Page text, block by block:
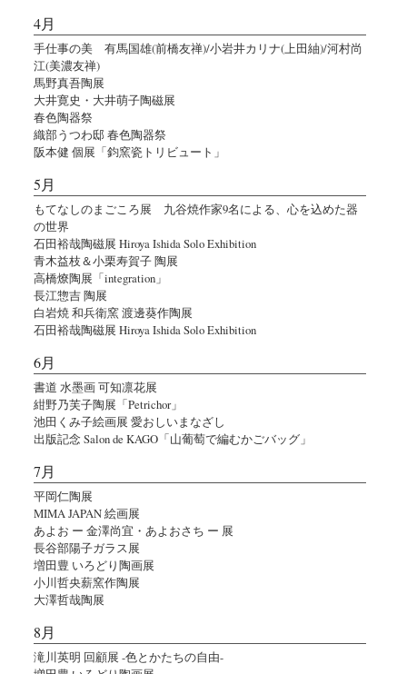
4月
手仕事の美 有馬国雄(前橋友禅)/小岩井カリナ(上田紬)/河村尚
江(美濃友禅)
馬野真吾陶展
大井寛史・大井萌子陶磁展
春色陶器祭
織部うつわ邸 春色陶器祭
阪本健 個展「鈞窯瓷トリビュート」
5月
もてなしのまごころ展 九谷焼作家9名による、心を込めた器
の世界
石田裕哉陶磁展 Hiroya Ishida Solo Exhibition
青木益枝＆小栗寿賀子 陶展
高橋燎陶展「integration」
長江惣吉 陶展
白岩焼 和兵衛窯 渡邊葵作陶展
石田裕哉陶磁展 Hiroya Ishida Solo Exhibition
6月
書道 水墨画 可知凛花展
紺野乃芙子陶展「Petrichor」
池田くみ子絵画展 愛おしいまなざし
出版記念 Salon de KAGO「山葡萄で編むかごバッグ」
7月
平岡仁陶展
MIMA JAPAN 絵画展
あよお ー 金澤尚宜・あよおさち ー 展
長谷部陽子ガラス展
増田豊 いろどり陶画展
小川哲央薪窯作陶展
大澤哲哉陶展
8月
滝川英明 回顧展 -色とかたちの自由-